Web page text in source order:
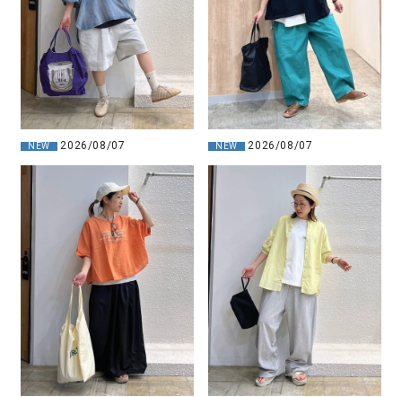
NEW 2026/08/07 NEW 2026/08/07